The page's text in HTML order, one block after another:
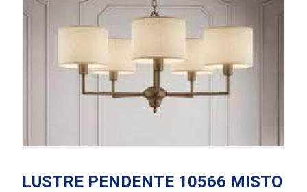
LUSTRE PENDENTE 10566 MISTO